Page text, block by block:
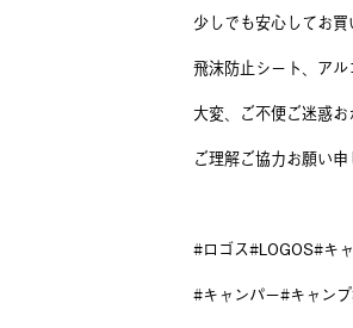
少しでも安心してお
飛沫防止シート、アル
大変、ご不便ご迷惑
ご理解ご協力お願い
#ロゴス#LOGOS#キ
#キャンパー#キャン